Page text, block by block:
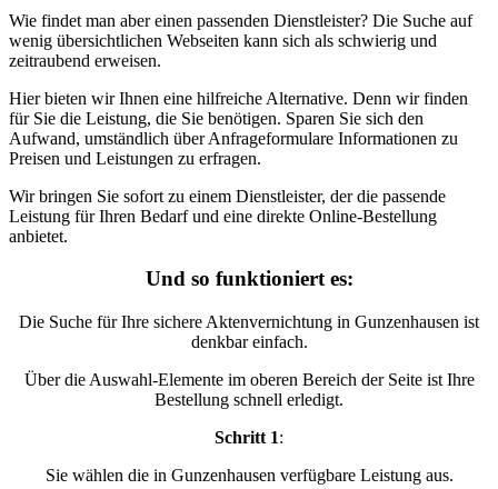
Wie findet man aber einen passenden Dienstleister? Die Suche auf
wenig übersichtlichen Webseiten kann sich als schwierig und
zeitraubend erweisen.
Hier bieten wir Ihnen eine hilfreiche Alternative. Denn wir finden
für Sie die Leistung, die Sie benötigen. Sparen Sie sich den
Aufwand, umständlich über Anfrageformulare Informationen zu
Preisen und Leistungen zu erfragen.
Wir bringen Sie sofort zu einem Dienstleister, der die passende
Leistung für Ihren Bedarf und eine direkte Online-Bestellung
anbietet.
Und so funktioniert es:
Die Suche für Ihre sichere Aktenvernichtung in Gunzenhausen ist
denkbar einfach.
Über die Auswahl-Elemente im oberen Bereich der Seite ist Ihre
Bestellung schnell erledigt.
Schritt 1:
Sie wählen die in Gunzenhausen verfügbare Leistung aus.